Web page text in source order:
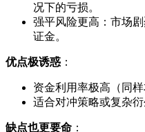
况下的亏损。
强平风险更高：市场
证金。
优点极诱惑 ：
资金利用率极高（同
适合对冲策略或复杂
缺点也更要命 ：